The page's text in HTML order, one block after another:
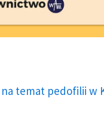
temat pedofilii w